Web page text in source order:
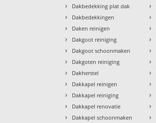
› Dakbedekking plat dak
› Dakbedekkingen
› Daken reinigen
› Dakgoot reiniging
› Dakgoot schoonmaken
› Dakgoten reiniging
› Dakherstel
› Dakkapel reinigen
› Dakkapel reiniging
› Dakkapel renovatie
› Dakkapel schoonmaken
›
›
›
›
›
›
›
›
›
›
›